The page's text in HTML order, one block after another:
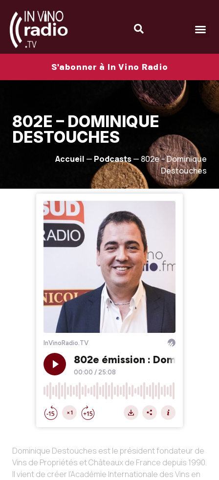
S'abonner à In Vino Radio
802E – DOMINIQUE
DESTOUCHES
Accueil — Podcasts— 802e – Dominique
Destouches
Dominique Destouches est le président fondateur de
Vins de Propriétés et Châteaux de France depuis 1990.
Il vient de créer l’Académie Internationale des Vins en